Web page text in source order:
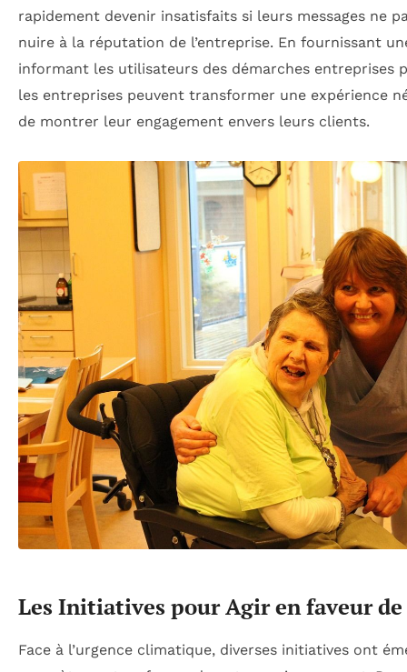
rapidement devenir insatisfaits si leurs messages ne
nuire à la réputation de l’entreprise. En fournissant
informant les utilisateurs des démarches entreprises
les entreprises peuvent transformer une expérience
de montrer leur engagement envers leurs clients.
Les Initiatives pour Agir en faveur
Face à l’urgence climatique, diverses initiatives ont